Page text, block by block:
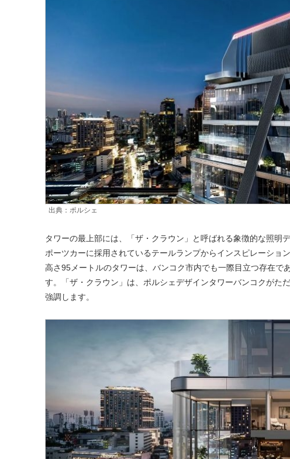
出典：ポルシェ
タワーの最上部には、「ザ・クラウン」と呼ばれる象徴的な照明
ポーツカーに採用されているテールランプからインスピレーショ
高さ95メートルのタワーは、バンコク市内でも一際目立つ存在で
す。「ザ・クラウン」は、ポルシェデザインタワーバンコクがた
強調します。